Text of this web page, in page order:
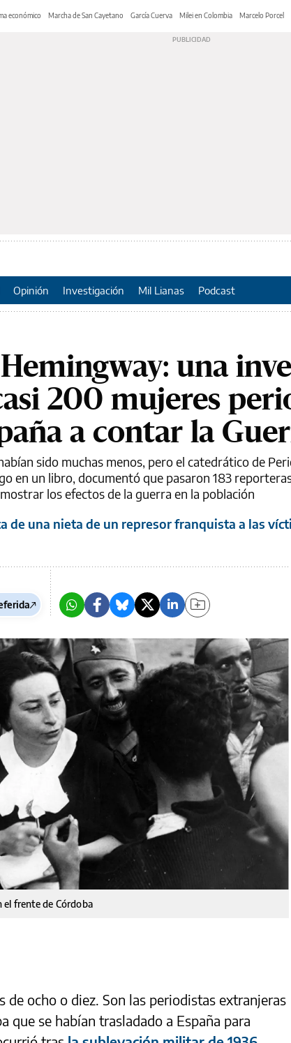
económico Marcha de San Cayetano García Cuerva Milei en Colombia Marcelo Porcel
Opinión Investigación Mil Lianas Podcast
una
200 mujeres
a contar la
sido muchas menos, pero el catedrático de
en un libro, documentó que pasaron 183
los efectos de la guerra en la población
de una nieta de un represor franquista a las
el frente de Córdoba
de ocho o diez. Son las periodistas extranjeras
que se habían trasladado a España para